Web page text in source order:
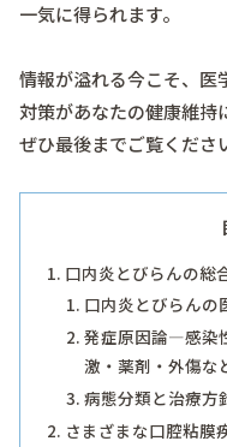
一気に得られます。
情報が溢れる今こそ、医
対策があなたの健康維持
ぜひ最後までご覧くださ
口内炎とびらんの総
口内炎とびらんの
発症原因論―感染
激・薬剤・外傷な
病態分類と治療方
さまざまな口腔粘膜